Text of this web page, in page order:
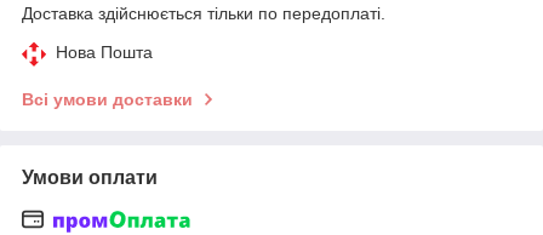
Доставка здійснюється тільки по передоплаті.
Нова Пошта
Всі умови доставки
Умови оплати